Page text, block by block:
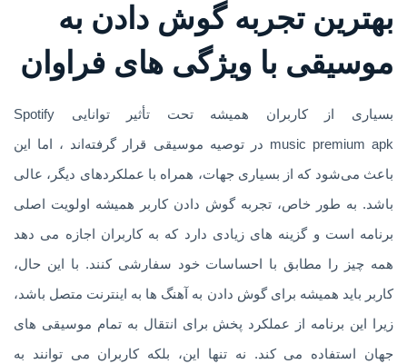
بهترین تجربه گوش دادن به
موسیقی با ویژگی های فراوان
بسیاری از کاربران همیشه تحت تأثیر توانایی Spotify
music premium apk در توصیه موسیقی قرار گرفته‌اند ، اما این
باعث می‌شود که از بسیاری جهات، همراه با عملکردهای دیگر، عالی
باشد. به طور خاص، تجربه گوش دادن کاربر همیشه اولویت اصلی
برنامه است و گزینه های زیادی دارد که به کاربران اجازه می دهد
همه چیز را مطابق با احساسات خود سفارشی کنند. با این حال،
کاربر باید همیشه برای گوش دادن به آهنگ ها به اینترنت متصل باشد،
زیرا این برنامه از عملکرد پخش برای انتقال به تمام موسیقی های
جهان استفاده می کند. نه تنها این، بلکه کاربران می توانند به